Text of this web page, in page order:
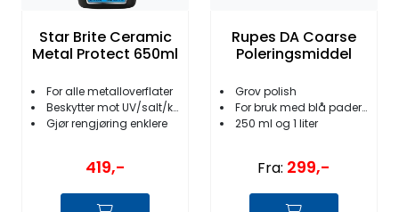
Star Brite Ceramic
Metal Protect 650ml
For alle metalloverflater
Beskytter mot UV/salt/korrosjon/skitt
Gjør rengjøring enklere
419,-
Rupes DA Coarse
Poleringsmiddel
Grov polish
For bruk med blå pader/Enkel å polere av
250 ml og 1 liter
Fra: 299,-